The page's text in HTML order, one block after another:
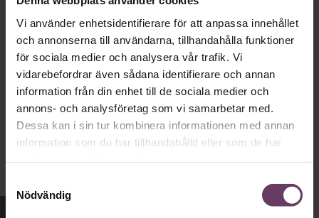
Vi använder enhetsidentifierare för att anpassa innehållet
och annonserna till användarna, tillhandahålla funktioner
för sociala medier och analysera vår trafik. Vi
vidarebefordrar även sådana identifierare och annan
information från din enhet till de sociala medier och
annons- och analysföretag som vi samarbetar med.
Dessa kan i sin tur kombinera informationen med annan
information som du har tillhandahållit eller som de har
Nödvändig
tråkig partiledare i foträta skor, än en
känslomässig spelevink i högklackat.”
Ledarskap
Text: Fredrik Kullberg
Publicerad
2026-08-03